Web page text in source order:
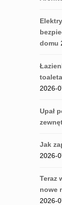
domu
2026-
Upał
Jak
2026-
Teraz
nowe
2026-